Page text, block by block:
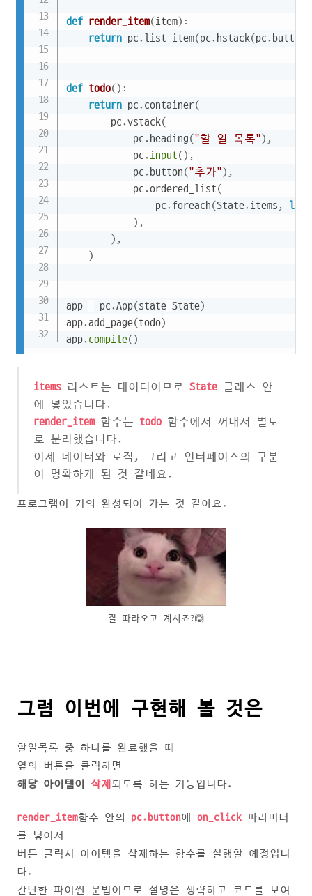
def render_item(item) :
return pc. list_item(pc. hstack(pc. button
def todo() :
return pc. container(
        pc
.vstack(
            pc
. heading("할 일 목록") ,
            pc
. input() ,
            pc
. button("추가") ,
            pc
.ordered_list(
                pc
. foreach(State. items ,
) ,
) ,
)
app = pc.App(state=State)
app.add_page(todo)
app. compile()
items 리스트는 데이터이므로 State 클래스 안
에 넣었습니다.
render_item함수는 todo 함수에서 꺼내서 별도
로 분리했습니다.
이제 데이터와 로직, 그리고 인터페이스의 구분
이 명확하게 된 것 같네요.
프로그램이 거의 완성되어 가는 것 같아요.
잘 따라오고 계시죠?🙆
그럼 이번에 구현해 볼 것은
할일목록 중 하나를 완료했을 때
옆의 버튼을 클릭하면
해당 아이템이 삭제 되도록 하는 기능입니다.
render_item함수 안의 pc.button에 on_click 파라미터
를 넣어서
버튼 클릭시 아이템을 삭제하는 함수를 실행할 예정입니
다.
간단한 파이썬 문법이므로 설명은 생략하고 코드를 보여